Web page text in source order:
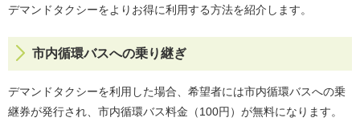
デマンドタクシーをよりお得に利用する方法を紹介します。
市内循環バスへの乗り継ぎ
デマンドタクシーを利用した場合、希望者には市内循環バスへの乗
継券が発行され、市内循環バス料金（100円）が無料になります。